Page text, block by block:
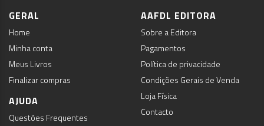
GERAL
Home
Minha conta
Meus Livros
Finalizar compras
AJUDA
Questões Frequentes
AAFDL EDITORA
Sobre a Editora
Pagamentos
Política de privacidade
Condições Gerais de Venda
Loja Física
Contacto